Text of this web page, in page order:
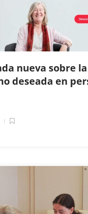
nueva sobre la
deseada en